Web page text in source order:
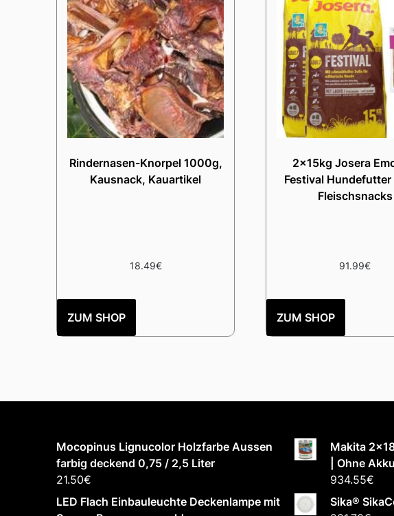
Rindernasen-Knorpel 1000g,
Kausnack, Kauartikel
18.49€
ZUM SHOP
2x15kg Josera
Festival
Fleischsnacks
91.99€
ZUM SHOP
Mocopinus Lignucolor Holzfarbe Aussen
farbig deckend 0,75 / 2,5 Liter
21.50€
LED Flach Einbauleuchte Deckenlampe mit
Makita
| Ohne
934.55€
Sika®